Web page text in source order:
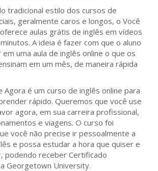
tradicional estilo dos cursos de
geralmente caros e longos, o Você
aulas grátis de inglês em vídeos
A ideia é fazer com que o aluno
uma aula de inglês online o que os
em um mês, de maneira rápida
Agora é um curso de inglês online para
rápido. Queremos que você use
agora, em sua carreira profissional,
e viagens. O curso foi
você não precise ir pessoalmente a
e possa estudar a hora que quiser e
podendo receber Certificado
Georgetown University.